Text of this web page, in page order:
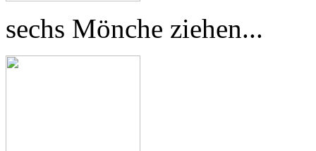
sechs Mönche ziehen...